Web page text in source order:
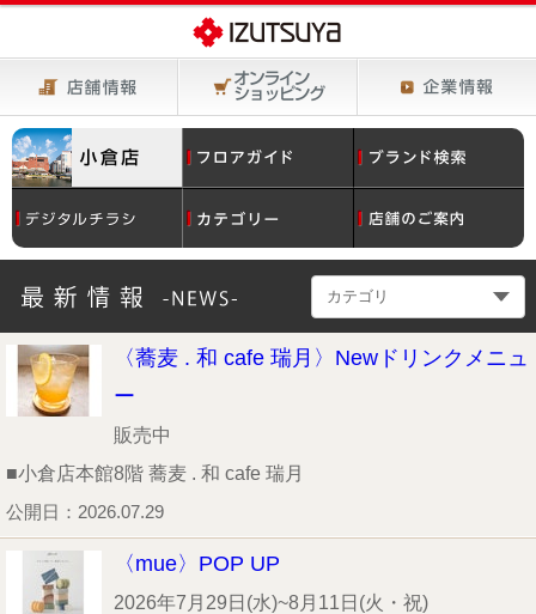
カテゴリ
〈蕎麦 . 和 cafe 瑞月〉Newドリンクメニュ
ー
販売中
■小倉店本館8階 蕎麦 . 和 cafe 瑞月
公開日：2026.07.29
〈mue〉POP UP
2026年7月29日(水)~8月11日(火・祝)